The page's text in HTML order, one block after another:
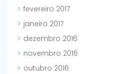
fevereiro 2017
janeiro 2017
dezembro 2016
novembro 2016
outubro 2016